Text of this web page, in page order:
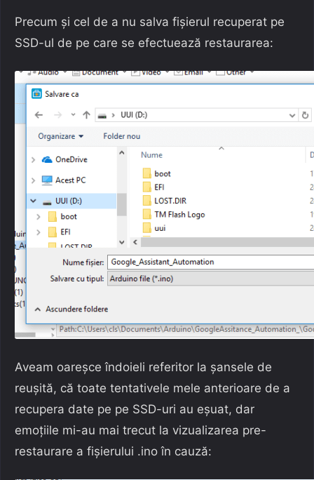
Precum și cel de a nu salva fișierul recuperat pe
SSD-ul de pe care se efectuează restaurarea:
Aveam oareșce îndoieli referitor la șansele de
reușită, că toate tentativele mele anterioare de a
recupera date pe pe SSD-uri au eșuat, dar
emoțiile mi-au mai trecut la vizualizarea pre-
restaurare a fișierului .ino în cauză: